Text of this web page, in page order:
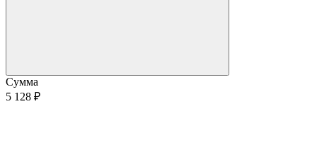
Сумма
5 128 ₽